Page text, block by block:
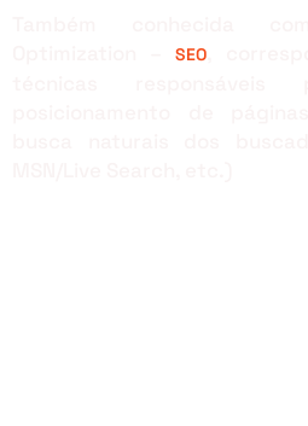
Optimization –SEO